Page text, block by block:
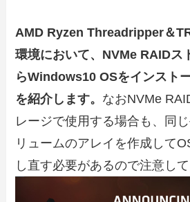
AMD Ryzen Threadripper＆
環境において、NVMe RAIDス
らWindows10 OSをインスト
を紹介します。 なおNVMe
レージで使用する場合も、同
リュームのアレイを作成して
し直す必要があるので注意して